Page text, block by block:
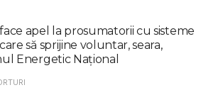
apel la prosumatorii cu sisteme
să sprijine voluntar, seara,
Energetic Național